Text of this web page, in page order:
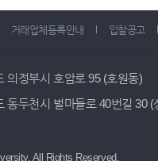
거래업체등록안내 입찰공고
의정부시 호암로 95 (호원동)
동두천시 벌마들로 40번길 30 (
All Rights Reserved.